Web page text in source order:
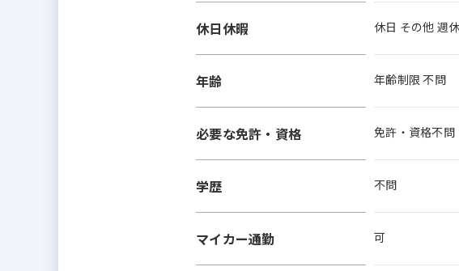
休日休暇 休日 その他 週
年齢 年齢制限 不問
必要な免許・資格 免許・資格不問
学歴 不問
マイカー通勤 可